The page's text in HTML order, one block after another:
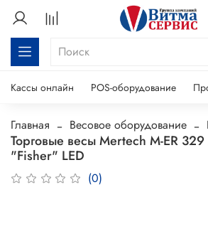
Кассы онлайн POS-оборудование
Главная Весовое оборудование
Торговые весы Mertech M-ER
"Fisher" LЕD
(0)